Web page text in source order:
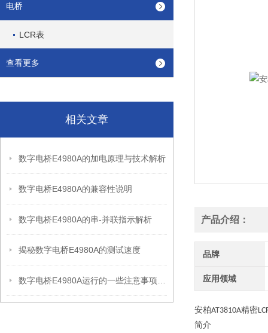
电桥
LCR表
查看更多
相关文章
数字电桥E4980A的加电原理与技术解析
数字电桥E4980A的兼容性说明
数字电桥E4980A的串-并联指示解析
揭秘数字电桥E4980A的测试速度
产品介绍：
品牌
应用领域
安柏AT3810A精密
简介